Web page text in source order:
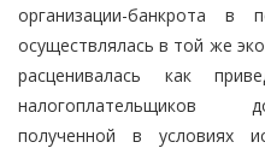
организации-банкрота
осуществлялась в той же
расценивалась как
налогоплательщиков
полученной в условиях